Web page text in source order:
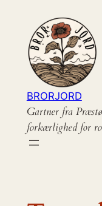
indhold
BRORJORD
Gartner fra
forkærlighed for